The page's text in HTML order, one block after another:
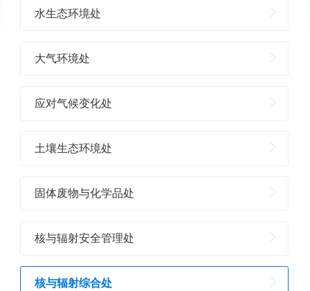
水生态环境处
大气环境处
应对气候变化处
土壤生态环境处
固体废物与化学品处
核与辐射安全管理处
核与辐射综合处